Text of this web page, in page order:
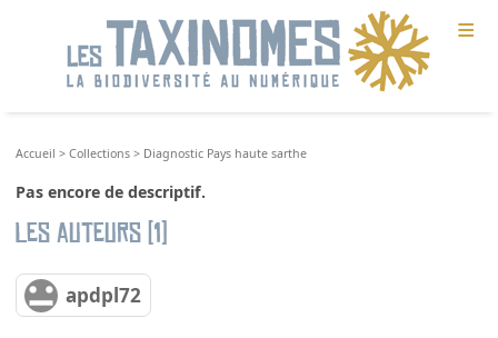
≡
Accueil >Collections > Diagnostic Pays haute sarthe
Pas encore de descriptif.
Les auteurs (1)
apdpl72